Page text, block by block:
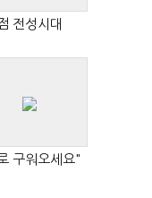
전성시대
구워오세요"